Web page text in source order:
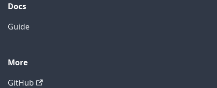
Docs
Guide
More
GitHub